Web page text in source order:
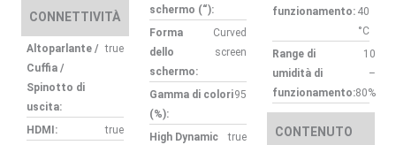
CONNETTIVITÀ
Altoparlante /
Cuffia /
Spinotto di
uscita:
true
HDMI:
true
schermo (“):
Forma
dello
schermo:
Curved
screen
Gamma di colori
(%):
95
High Dynamic
true
funzionamento: 40
°C
Range di
umidità di
funzionamento:
10
–
80%
CONTENUTO